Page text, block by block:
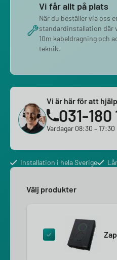
Vi får allt på plats
När du beställer via oss
standardinstallation där
10m kabeldragning och
teknik.
Vi är här för att
031-180
Vardagar 08:30 – 17:30
Installation i hela Sverige
Välj produkter